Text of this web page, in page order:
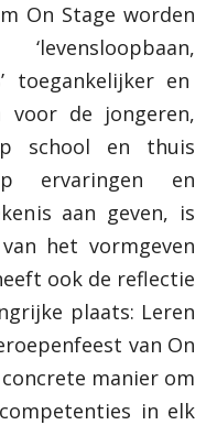
On Stage worden
toegankelijker en
voor de jongeren,
school en thuis
ervaringen en
aan geven, is
het vormgeven
ook de reflectie
plaats: Leren
van On
manier om
in elk